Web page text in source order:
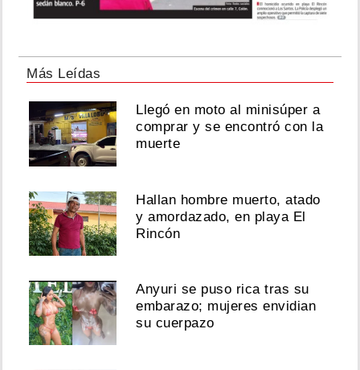
Más Leídas
Llegó en moto al minisúper a
comprar y se encontró con la
muerte
Hallan hombre muerto, atado
y amordazado, en playa El
Rincón
Anyuri se puso rica tras su
embarazo; mujeres envidian
su cuerpazo